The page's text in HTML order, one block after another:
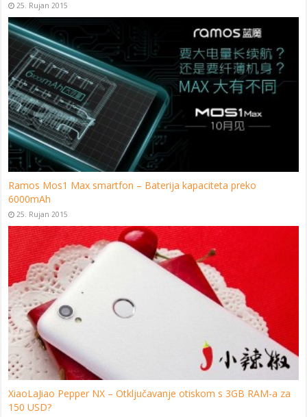
25. Rujan 2015
Ramos Mos1 Max smartfon – Baterija kapaciteta preko
6000mAh
25. Rujan 2015
XiaoLaJiao Pepper NX – Otključavanje otiskom s 3GB RAM-a za
150 USD?